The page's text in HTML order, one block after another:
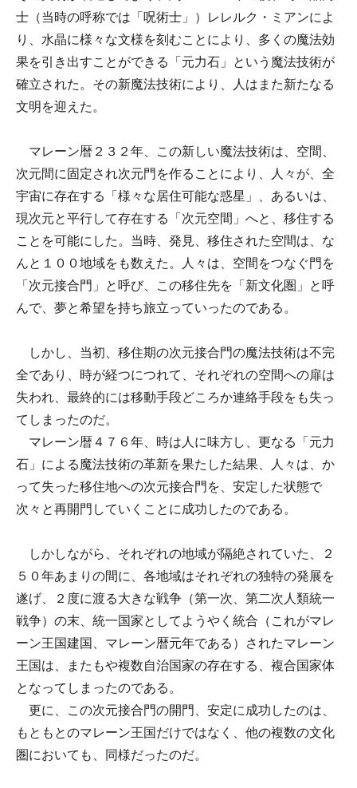
士（当時の呼称では「呪術士」）レレルク・ミアンによ
り、水晶に様々な文様を刻むことにより、多くの魔法効
果を引き出すことができる「元力石」という魔法技術が
確立された。その新魔法技術により、人はまた新たなる
文明を迎えた。
マレーン暦２３２年、この新しい魔法技術は、空間、
次元間に固定され次元門を作ることにより、人々が、全
宇宙に存在する「様々な居住可能な惑星」、あるいは、
現次元と平行して存在する「次元空間」へと、移住する
ことを可能にした。当時、発見、移住された空間は、な
んと１００地域をも数えた。人々は、空間をつなぐ門を
「次元接合門」と呼び、この移住先を「新文化圏」と呼
んで、夢と希望を持ち旅立っていったのである。
しかし、当初、移住期の次元接合門の魔法技術は不完
全であり、時が経つにつれて、それぞれの空間への扉は
失われ、最終的には移動手段どころか連絡手段をも失っ
てしまったのだ。
マレーン暦４７６年、時は人に味方し、更なる「元力
石」による魔法技術の革新を果たした結果、人々は、か
って失った移住地への次元接合門を、安定した状態で
次々と再開門していくことに成功したのである。
しかしながら、それぞれの地域が隔絶されていた、２
５０年あまりの間に、各地域はそれぞれの独特の発展を
遂げ、２度に渡る大きな戦争（第一次、第二次人類統一
戦争）の末、統一国家としてようやく統合（これがマレ
ーン王国建国、マレーン暦元年である）されたマレーン
王国は、またもや複数自治国家の存在する、複合国家体
となってしまったのである。
更に、この次元接合門の開門、安定に成功したのは、
もともとのマレーン王国だけではなく、他の複数の文化
圏においても、同様だったのだ。